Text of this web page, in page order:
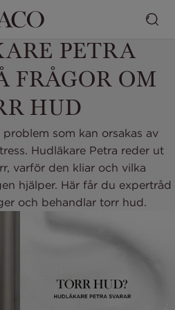
PETRA
FRÅGOR OM
HUD
som kan orsakas av
Hudläkare Petra reder ut
varför den kliar och vilka
hjälper. Här får du expertråd
och behandlar torr hud.